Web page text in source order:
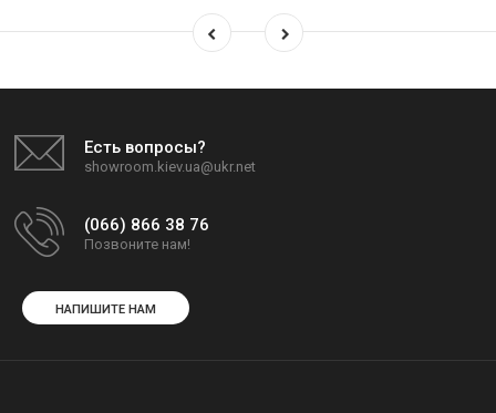
Есть вопросы?
showroom.kiev.ua@ukr.net
(066) 866 38 76
Позвоните нам!
НАПИШИТЕ НАМ